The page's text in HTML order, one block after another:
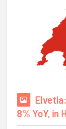
8% YoY, in